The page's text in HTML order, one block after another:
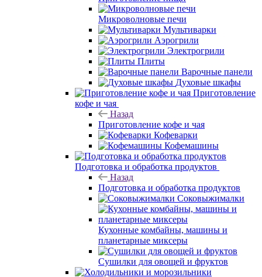
Микроволновые печи
Мультиварки
Аэрогрили
Электрогрили
Плиты
Варочные панели
Духовые шкафы
Приготовление
кофе и чая
Назад
Приготовление кофе и чая
Кофеварки
Кофемашины
Подготовка и обработка продуктов
Назад
Подготовка и обработка продуктов
Соковыжималки
Кухонные комбайны, машины и
планетарные миксеры
Сушилки для овощей и фруктов